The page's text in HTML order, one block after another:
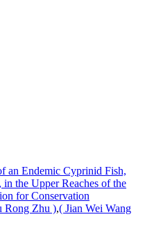
an Endemic Cyprinid Fish,
the Upper Reaches of the
for Conservation
Rong Zhu ),( Jian Wei Wang